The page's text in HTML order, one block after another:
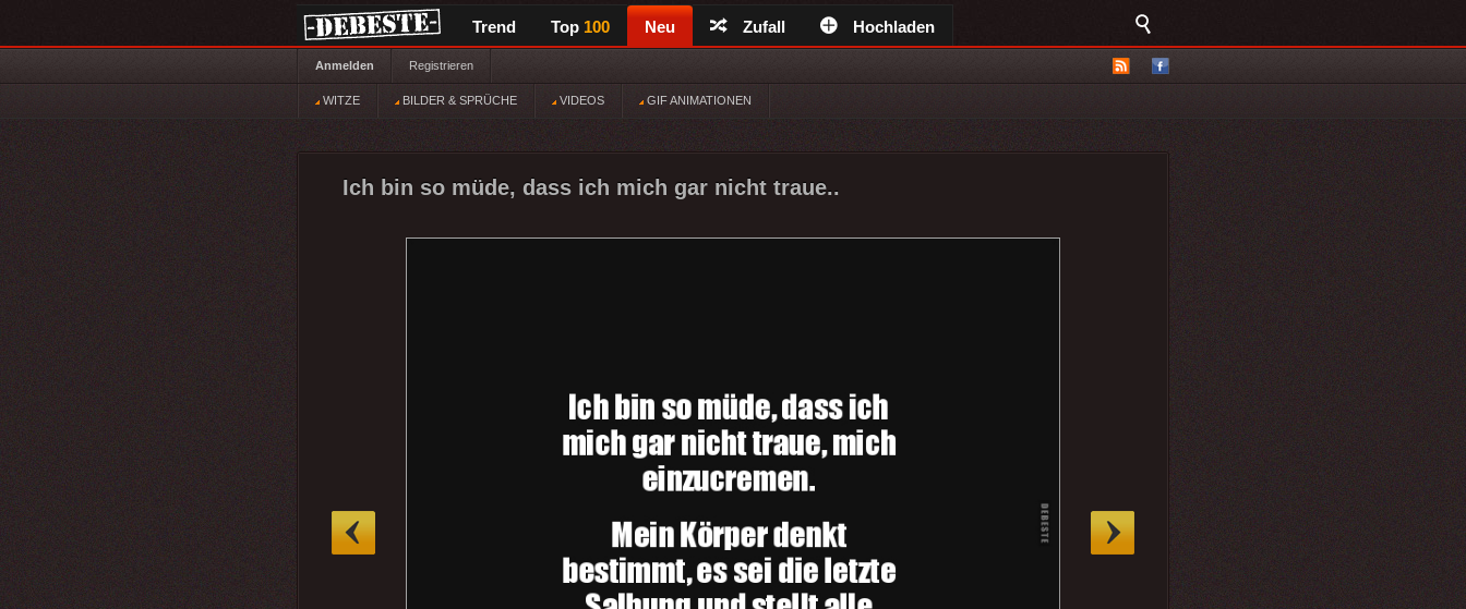
Trend Top 100 Neu Zufall Hochladen
Anmelden Registrieren
WITZE BILDER & SPRÜCHE VIDEOS GIF ANIMATIONEN
Ich bin so müde, dass ich mich gar nicht traue..